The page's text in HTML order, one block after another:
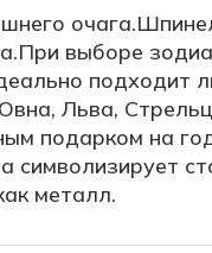
выборе
подходит
Льва,
подарком на
символизирует
металл.